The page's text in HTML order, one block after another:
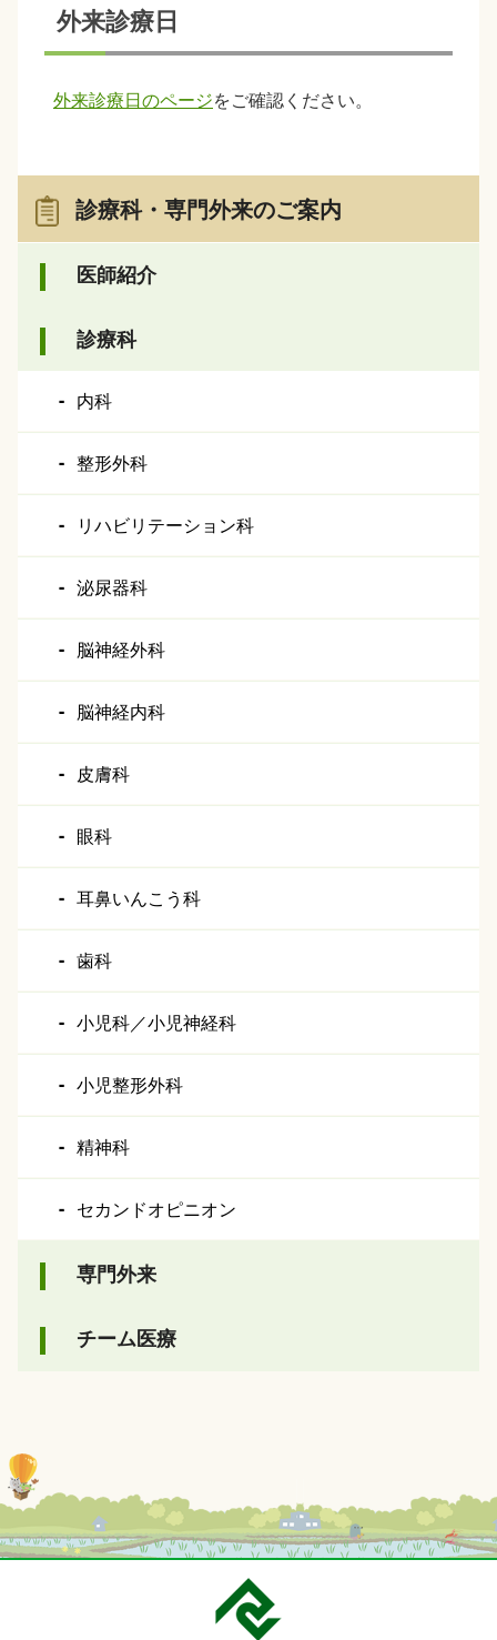
外来診療日
外来診療日のページをご確認ください。
診療科・専門外来のご案内
医師紹介
診療科
内科
整形外科
リハビリテーション科
泌尿器科
脳神経外科
脳神経内科
皮膚科
眼科
耳鼻いんこう科
歯科
小児科／小児神経科
小児整形外科
精神科
セカンドオピニオン
専門外来
チーム医療